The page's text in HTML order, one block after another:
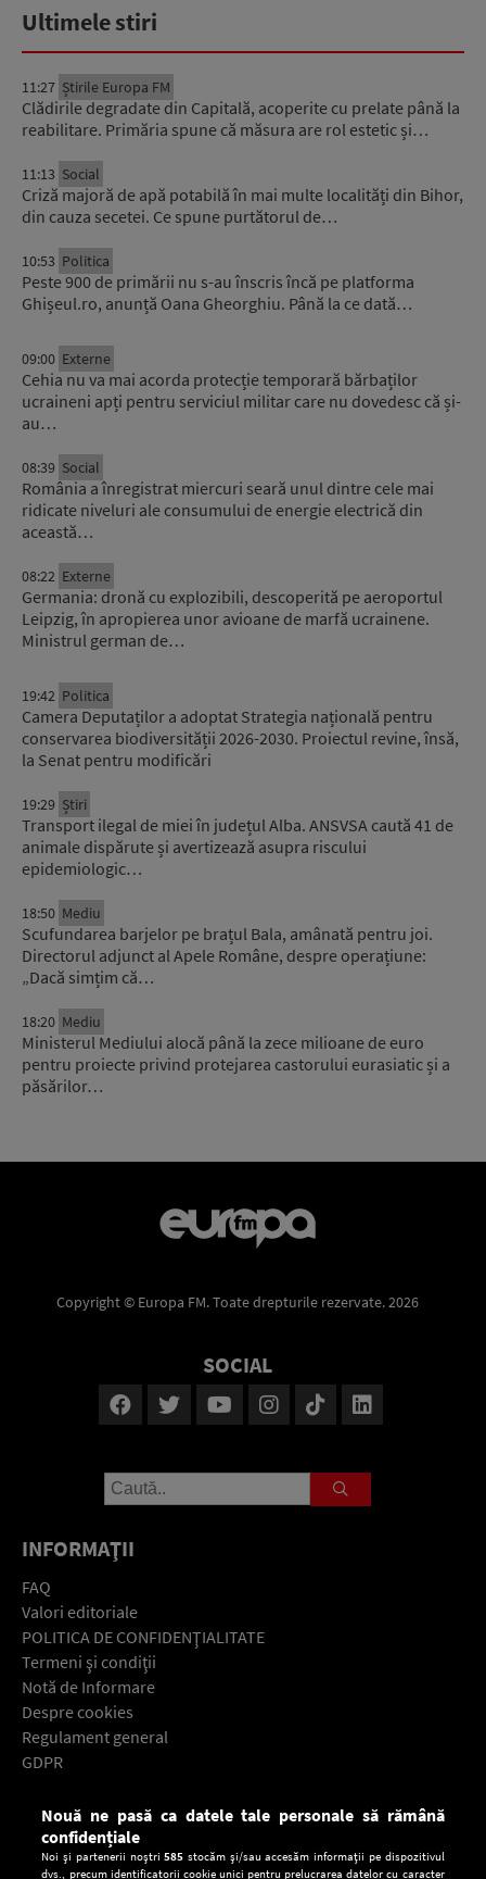
Ultimele stiri
11:27 Știrile Europa FM
Clădirile degradate din Capitală, acoperite cu prelate până la
reabilitare. Primăria spune că măsura are rol estetic și…
11:13 Social
Criză majoră de apă potabilă în mai multe localități din Bihor,
din cauza secetei. Ce spune purtătorul de…
10:53 Politica
Peste 900 de primării nu s-au înscris încă pe platforma
Ghișeul.ro, anunță Oana Gheorghiu. Până la ce dată…
09:00 Externe
Cehia nu va mai acorda protecție temporară bărbaților
ucraineni apți pentru serviciul militar care nu dovedesc că și-
au…
08:39 Social
România a înregistrat miercuri seară unul dintre cele mai
ridicate niveluri ale consumului de energie electrică din
această…
08:22 Externe
Germania: dronă cu explozibili, descoperită pe aeroportul
Leipzig, în apropierea unor avioane de marfă ucrainene.
Ministrul german de…
19:42 Politica
Camera Deputaților a adoptat Strategia națională pentru
conservarea biodiversității 2026-2030. Proiectul revine, însă,
la Senat pentru modificări
19:29 Știri
Transport ilegal de miei în județul Alba. ANSVSA caută 41 de
animale dispărute și avertizează asupra riscului
epidemiologic…
18:50 Mediu
Scufundarea barjelor pe brațul Bala, amânată pentru joi.
Directorul adjunct al Apele Române, despre operațiune:
„Dacă simțim că…
18:20 Mediu
Ministerul Mediului alocă până la zece milioane de euro
pentru proiecte privind protejarea castorului eurasiatic și a
păsărilor…
Copyright © Europa FM. Toate drepturile rezervate. 2026
SOCIAL
INFORMAŢII
FAQ
Valori editoriale
POLITICA DE CONFIDENŢIALITATE
Termeni şi condiţii
Notă de Informare
Despre cookies
Regulament general
GDPR
Descarcă gratuit aplicaţia Europa FM pentru smartphone:
Nouă ne pasă ca datele tale personale să rămână
confidențiale
Noi și partenerii noștri585 stocăm și/sau accesăm informații pe dispozitivul
dvs., precum identificatorii cookie unici pentru prelucrarea datelor cu caracter